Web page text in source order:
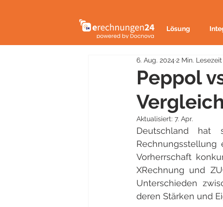
Lösung
Peppol
Vergleich
6. Aug. 2024 2 Min. Lesezeit
Aktualisiert: 7. Apr.
Deutschland hat
Vorherrschaft
XRechnung und
Unterschieden
deren Stärken und